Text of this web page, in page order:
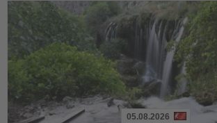
05.08.2026